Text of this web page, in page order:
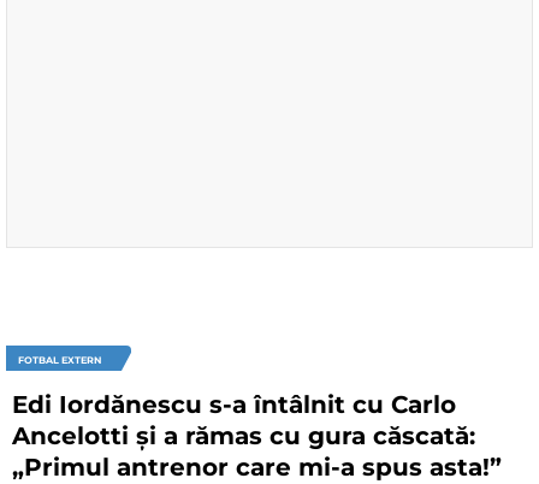
FOTBAL EXTERN
Edi Iordănescu s-a întâlnit cu Carlo
Ancelotti și a rămas cu gura căscată:
„Primul antrenor care mi-a spus asta!”